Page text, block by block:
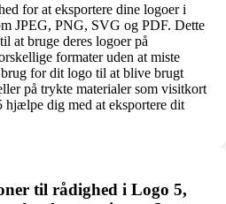
for at eksportere dine logoer i
JPEG, PNG, SVG og PDF. Dette
at bruge deres logoer på
formater uden at miste
for dit logo til at blive brugt
på trykte materialer som visitkort
hjælpe dig med at eksportere dit
til rådighed i Logo 5,